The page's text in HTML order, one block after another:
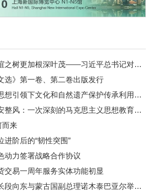
让中朝传统友谊之树更加根深叶茂——习近平总书记对朝鲜进行国事访问纪实
选》第一卷、第二卷出版发行
在习近平文化思想引领下文化和自然遗产保护传承利用工作开创新局面
伟大征程丨延安整风：一次深刻的马克思主义思想教育运动
而来
进阶后的“韧性突围”
动力签署战略合作协议
交易一周年服务实体功能初显
中铝集团董事长段向东与蒙古国副总理诺木泰巴亚尔举行会谈